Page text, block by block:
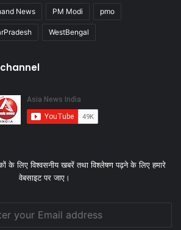
News PM Modi pmo
WestBengal
के लिए विश्‍वसनीय खबरें तथा विश्लेषण पढ़ने के लिए हमारे
वेबसाइट पर जाए।